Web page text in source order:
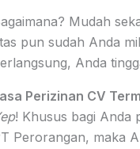
Mudah
pun sudah Anda
Anda
Perizinan CV
! Khusus bagi Anda
Perorangan, maka